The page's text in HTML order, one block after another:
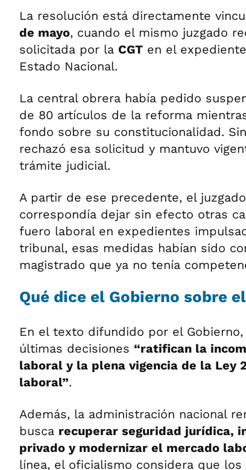
La resolución está directamente
de mayo, cuando el mismo juzgado
solicitada por la CGT en el
Estado Nacional.
La central obrera había pedido
de 80 artículos de la reforma
fondo sobre su constitucionalidad.
rechazó esa solicitud y mantuvo
trámite judicial.
A partir de ese precedente, el
correspondía dejar sin efecto otras
fuero laboral en expedientes
tribunal, esas medidas habían sido
magistrado que ya no tenía
Qué dice el Gobierno sobre
En el texto difundido por el
últimas decisiones “ratifican la
laboral y la plena vigencia de la Ley
laboral”.
Además, la administración nacional
busca recuperar seguridad jurídica,
privado y modernizar el mercado
línea, el oficialismo considera que